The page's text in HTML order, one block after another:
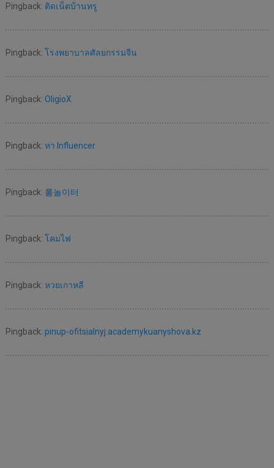
Pingback: ติดเน็ตบ้านทรู
Pingback: โรงพยาบาลศัลยกรรมจีน
Pingback: OligioX
Pingback: หา Influencer
Pingback: 롤놀이터
Pingback: โคมไฟ
Pingback: หวยเกาหลี
Pingback: pinup-ofitsialnyj.academykuanyshova.kz